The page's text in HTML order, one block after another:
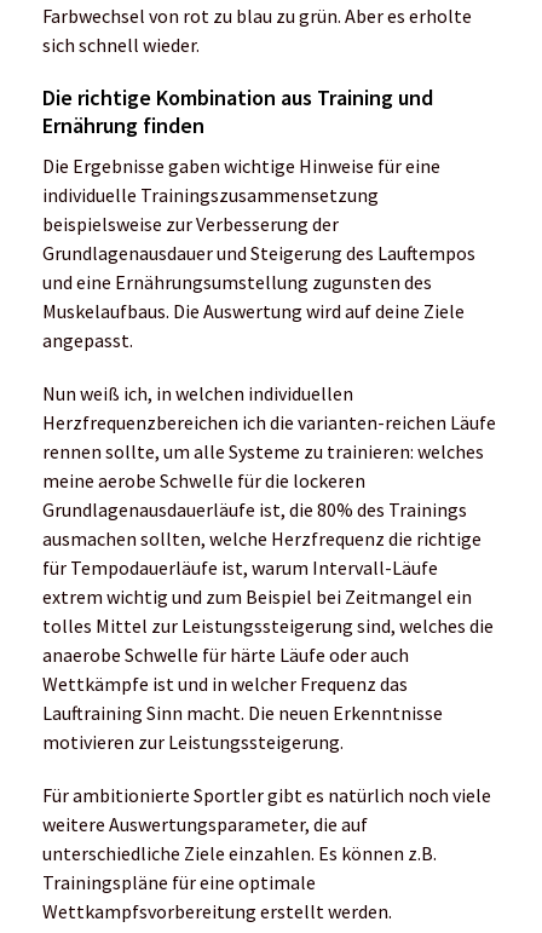
Farbwechsel von rot zu blau zu grün. Aber es erholte
sich schnell wieder.
Die richtige Kombination aus Training und
Ernährung finden
Die Ergebnisse gaben wichtige Hinweise für eine
individuelle Trainingszusammensetzung
beispielsweise zur Verbesserung der
Grundlagenausdauer und Steigerung des Lauftempos
und eine Ernährungsumstellung zugunsten des
Muskelaufbaus. Die Auswertung wird auf deine Ziele
angepasst.
Nun weiß ich, in welchen individuellen
Herzfrequenzbereichen ich die varianten-reichen Läufe
rennen sollte, um alle Systeme zu trainieren: welches
meine aerobe Schwelle für die lockeren
Grundlagenausdauerläufe ist, die 80% des Trainings
ausmachen sollten, welche Herzfrequenz die richtige
für Tempodauerläufe ist, warum Intervall-Läufe
extrem wichtig und zum Beispiel bei Zeitmangel ein
tolles Mittel zur Leistungssteigerung sind, welches die
anaerobe Schwelle für härte Läufe oder auch
Wettkämpfe ist und in welcher Frequenz das
Lauftraining Sinn macht. Die neuen Erkenntnisse
motivieren zur Leistungssteigerung.
Für ambitionierte Sportler gibt es natürlich noch viele
weitere Auswertungsparameter, die auf
unterschiedliche Ziele einzahlen. Es können z.B.
Trainingspläne für eine optimale
Wettkampfsvorbereitung erstellt werden.